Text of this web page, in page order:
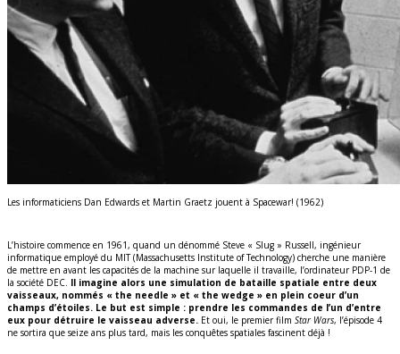
Les informaticiens Dan Edwards et Martin Graetz jouent à Spacewar! (1962)
L’histoire commence en 1961, quand un dénommé Steve « Slug » Russell, ingénieur
informatique employé du MIT (Massachusetts Institute of Technology) cherche une manière
de mettre en avant les capacités de la machine sur laquelle il travaille, l’ordinateur PDP-1 de
la société DEC. Il imagine alors une simulation de bataille spatiale entre deux
vaisseaux, nommés « the needle » et « the wedge » en plein coeur d’un
champs d’étoiles. Le but est simple : prendre les commandes de l’un d’entre
eux pour détruire le vaisseau adverse. Et oui, le premier film Star Wars, l’épisode 4
ne sortira que seize ans plus tard, mais les conquêtes spatiales fascinent déjà !